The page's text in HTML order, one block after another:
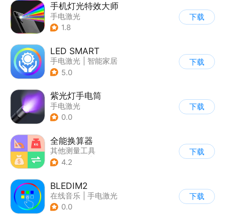
手机灯光特效大师
手电激光
1.8
下载
LED SMART
手电激光
智能家居
5.0
下载
紫光灯手电筒
手电激光
0.0
下载
全能换算器
其他测量工具
| 手电激光
4.2
下载
BLEDIM2
在线音乐
手电激光
| 智能家居
0.0
下载